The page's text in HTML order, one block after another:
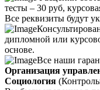
тесты – 30 руб,
Все реквизиты будут
дипломной или
основе.
Все наши
Организация
Социология